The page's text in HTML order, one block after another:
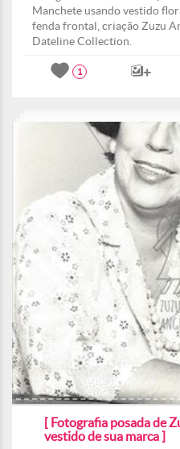
Manchete usando vestido
fenda frontal, criação Zuzu
Dateline Collection.
1
[ Fotografia posada de
vestido de sua marca ]